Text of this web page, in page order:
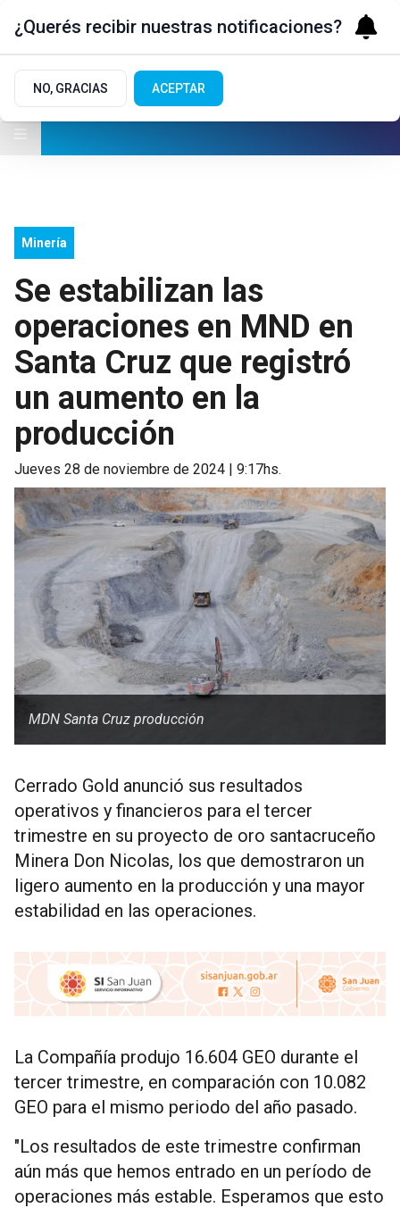
Minería
Se estabilizan las
operaciones en MND en
Santa Cruz que registró
un aumento en la
producción
jueves 28 de noviembre de 2024 | 9:17hs.
MDN Santa Cruz producción
Cerrado Gold anunció sus resultados
operativos y financieros para el tercer
trimestre en su proyecto de oro santacruceño
Minera Don Nicolas, los que demostraron un
ligero aumento en la producción y una mayor
estabilidad en las operaciones.
La Compañía produjo 16.604 GEO durante el
tercer trimestre, en comparación con 10.082
GEO para el mismo periodo del año pasado.
"Los resultados de este trimestre confirman
aún más que hemos entrado en un período de
operaciones más estable. Esperamos que esto
¿Querés recibir nuestras notificaciones?
NO, GRACIAS ACEPTAR